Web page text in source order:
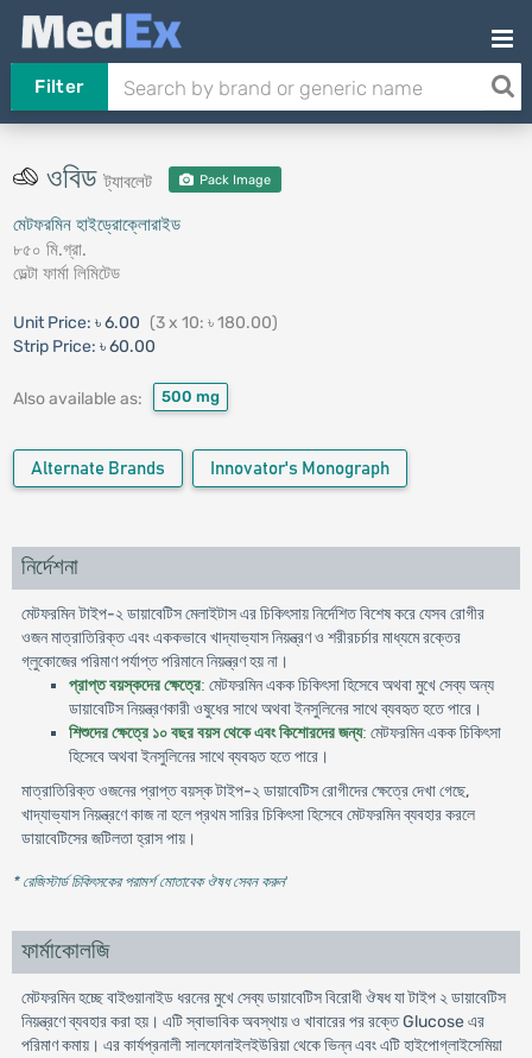
Filter
ওবিডট্যাবলেট Pack Image
মেটফরমিন হাইড্রোক্লোরাইড
৮৫০ মি.গ্রা.
ডেল্টা ফার্মা লিমিটেড
Unit Price: ৳ 6.00 (3 x 10: ৳ 180.00)
Strip Price: ৳ 60.00
Also available as: 500 mg
Alternate Brands Innovator's Monograph
নির্দেশনা
মেটফরমিন টাইপ-২ ডায়াবেটিস মেলাইটাস এর চিকিৎসায় নির্দেশিত বিশেষ করে যেসব রোগীর
ওজন মাত্রাতিরিক্ত এবং এককভাবে খাদ্যাভ্যাস নিয়ন্ত্রণ ও শরীরচর্চার মাধ্যমে রক্তের
গ্লুকোজের পরিমাণ পর্যাপ্ত পরিমানে নিয়ন্ত্রণ হয় না।
প্রাপ্ত বয়স্কদের ক্ষেত্রে: মেটফরমিনএকক চিকিৎসা হিসেবে অথবা মুখে সেব্য অন্য
ডায়াবেটিস নিয়ন্ত্রণকারী ওষুধের সাথে অথবা ইনসুলিনের সাথে ব্যবহৃত হতে পারে।
শিশুদের ক্ষেত্রে ১০ বছর বয়স থেকে এবং কিশোরদের জন্য: মেটফরমিনএকক চিকিৎসা
হিসেবে অথবা ইনসুলিনের সাথে ব্যবহৃত হতে পারে।
মাত্রাতিরিক্তওজনের প্রাপ্ত বয়স্ক টাইপ-২ ডায়াবেটিস রোগীদের ক্ষেত্রে দেখা গেছে,
খাদ্যাভ্যাস নিয়ন্ত্রণে কাজ না হলে প্রথম সারির চিকিৎসা হিসেবে মেটফরমিন ব্যবহার করলে
ডায়াবেটিসের জটিলতা হ্রাস পায়।
* রেজিস্টার্ড চিকিৎসকের পরামর্শ মোতাবেক ঔষধ সেবন করুন'
ফার্মাকোলজি
মেটফরমিন হচ্ছে বাইগুয়ানাইড ধরনের মুখে সেব্য ডায়াবেটিস বিরোধী ঔষধ যা টাইপ ২ ডায়াবেটিস
নিয়ন্ত্রণে ব্যবহার করা হয়। এটি স্বাভাবিক অবস্থায় ও খাবারের পর রক্তে Glucose এর
পরিমাণ কমায়। এর কার্যপ্রনালী সালফোনাইলইউরিয়া থেকে ভিন্ন এবং এটি হাইপোগ্লাইসেমিয়া